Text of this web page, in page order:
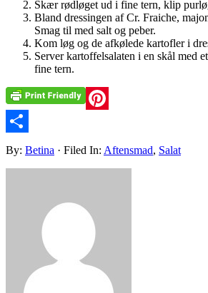
Skær rødløget ud i fine tern, klip
Bland dressingen af Cr. Fraiche,
Smag til med salt og peber.
Kom løg og de afkølede kartofler i
Server kartoffelsalaten i en skål med
fine tern.
Pinterest
Share
By: Betina · Filed In: Aftensmad, Salat